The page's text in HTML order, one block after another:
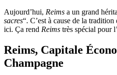
Aujourd’hui, Reims a un grand
sacres“. C’est à cause de la
ici. Ça rend Reims très spécial pour
Reims, Capitale
Champagne